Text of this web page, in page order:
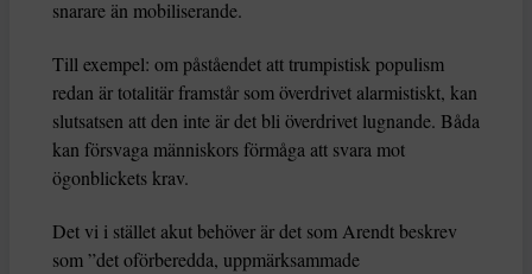
snarare än mobiliserande.
Till exempel: om påståendet att trumpistisk populism
redan är totalitär framstår som överdrivet alarmistiskt, kan
slutsatsen att den inte är det bli överdrivet lugnande. Båda
kan försvaga människors förmåga att svara mot
ögonblickets krav.
Det vi i stället akut behöver är det som Arendt beskrev
som ”det oförberedda, uppmärksammade